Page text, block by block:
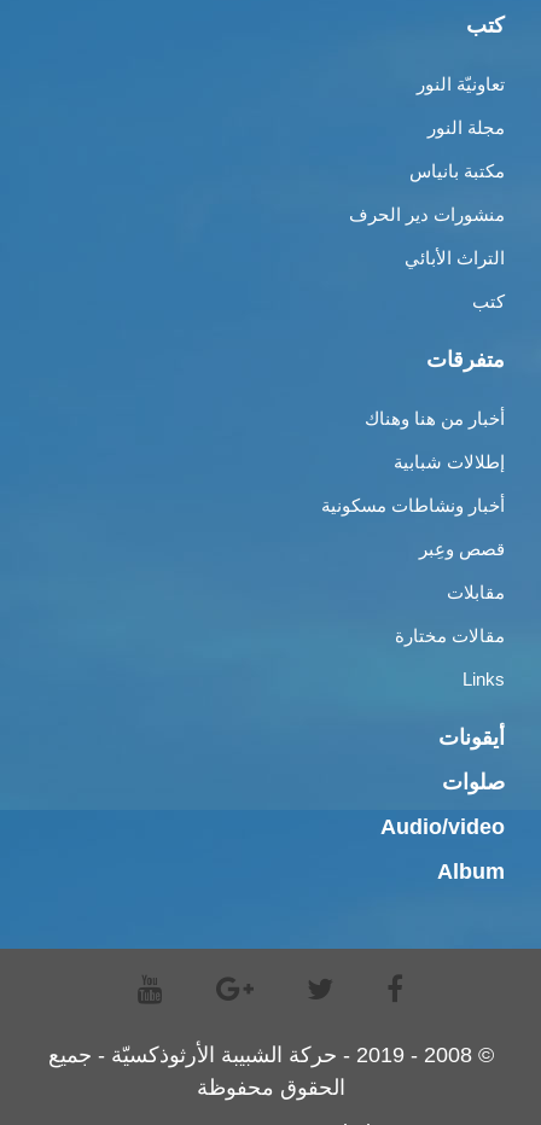
كتب
تعاونيّة النور
مجلة النور
مكتبة بانياس
منشورات دير الحرف
التراث الأبائي
كتب
متفرقات
أخبار من هنا وهناك
إطلالات شبابية
أخبار ونشاطات مسكونية
قصص وعِبر
مقابلات
مقالات مختارة
Links
أيقونات
صلوات
Audio/video
Album
© 2008 - 2019 - حركة الشبيبة الأرثوذكسيّة - جميع
الحقوق محفوظة